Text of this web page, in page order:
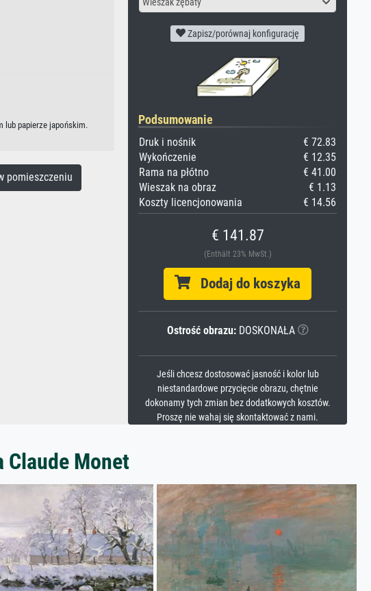
lub papierze japońskim.
Zapisz/porównaj konfigurację
Podsumowanie
Druk i nośnik
€ 72.83
Wykończenie
€ 12.35
Rama na płótno
€ 41.00
Wieszak na obraz
€ 1.13
Koszty licencjonowania
€ 14.56
€ 141.87
(Enthält 23% MwSt.)
Dodaj do koszyka
Ostrość obrazu:DOSKONAŁA
Jeśli chcesz dostosować jasność i kolor lub
niestandardowe przycięcie obrazu, chętnie
dokonamy tych zmian bez dodatkowych kosztów.
Proszę nie wahaj się skontaktować z nami.
Monet